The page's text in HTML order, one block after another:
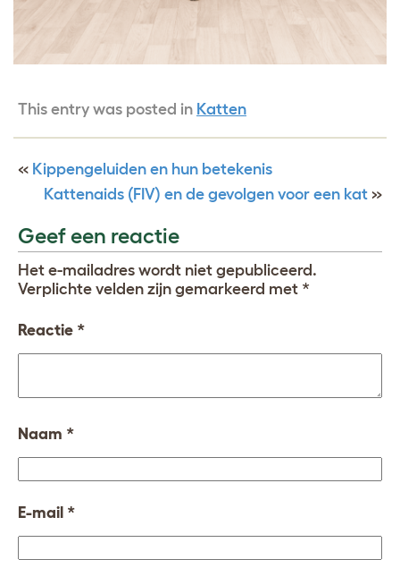
This entry was posted in Katten
« Kippengeluiden en hun betekenis
Kattenaids (FIV) en de gevolgen voor een kat »
Geef een reactie
Het e-mailadres wordt niet gepubliceerd.
Verplichte velden zijn gemarkeerd met *
Reactie *
Naam *
E-mail *